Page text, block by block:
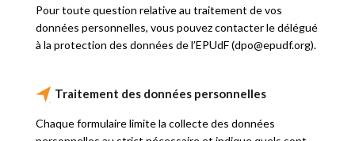
Pour toute question relative au traitement de vos
données personnelles, vous pouvez contacter le délégué
à la protection des données de l’EPUdF (dpo@epudf.org).
Traitement des données personnelles
Chaque formulaire limite la collecte des données